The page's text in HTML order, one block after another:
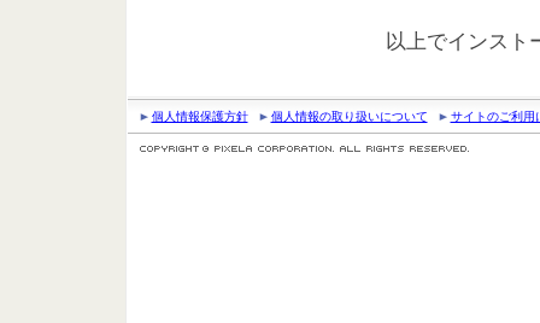
以上でインスト
個人情報保護方針 個人情報の取り扱いについて サイトのご利用